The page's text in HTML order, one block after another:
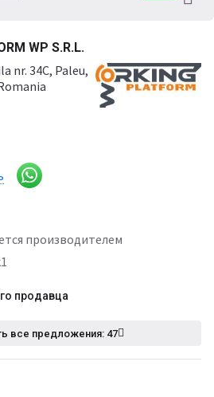
WP S.R.L.
nr. 34C, Paleu,
производителем
продавца
все предложения: 47